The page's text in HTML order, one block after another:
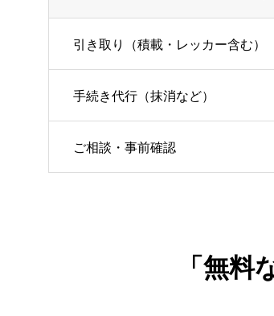
引き取り（積載・レッカー含む）
手続き代行（抹消など）
ご相談・事前確認
「無料